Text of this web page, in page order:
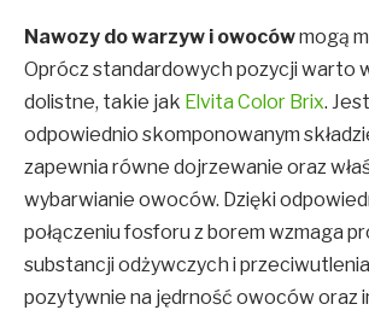
Nawozy do warzyw i owocówmogą
Oprócz standardowych pozycji warto
dolistne, takie jak Elvita Color Brix.
odpowiednio skomponowanym
zapewnia równe dojrzewanie oraz
wybarwianie owoców. Dzięki
połączeniu fosforu z borem wzmaga
substancji odżywczych i
pozytywnie na jędrność owoców oraz